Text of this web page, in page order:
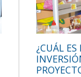
¿CUÁL